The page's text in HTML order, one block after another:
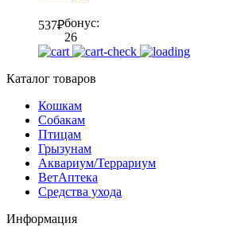
537₽бонус:
26
Каталог товаров
Кошкам
Собакам
Птицам
Грызунам
Аквариум/Террариум
ВетАптека
Средства ухода
Информация